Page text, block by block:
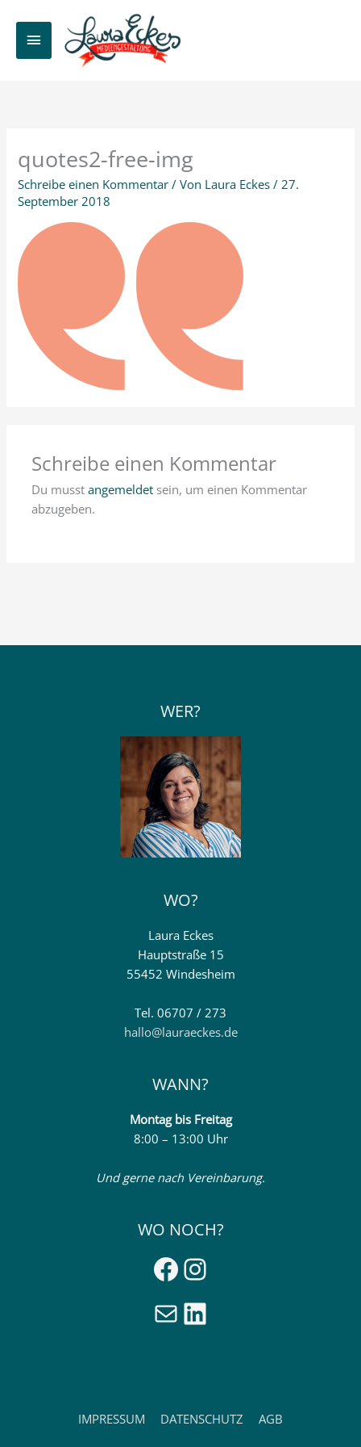
Inhalt
springenHAUPTMENÜ
quotes2-free-img
Schreibe einen Kommentar / Von Laura Eckes/ 27.
September 2018
Schreibe einen Kommentar
Du musstangemeldet sein, um einen Kommentar
abzugeben.
WER?
WO?
Laura Eckes
Hauptstraße 15
55452 Windesheim
Tel. 06707 / 273
hallo@lauraeckes.de
WANN?
Montagbis Freitag
8:00 – 13:00 Uhr
Und gerne nach Vereinbarung.
WO NOCH?
Facebook
Instagram
E-MailLinkedIn
IMPRESSUM DATENSCHUTZ AGB